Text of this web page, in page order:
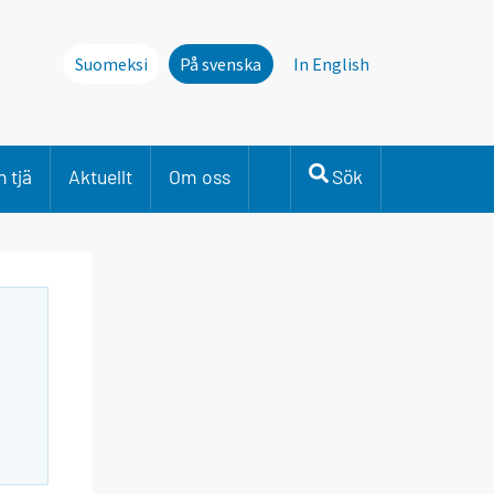
Suomeksi På svenska In English
tjä Aktuellt Om oss Sök